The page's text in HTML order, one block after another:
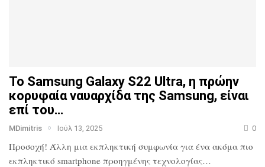
Το Samsung Galaxy S22 Ultra, η πρώην
κορυφαία ναυαρχίδατης Samsung, είναι
επί του…
MDimitris Ιούλ 13, 2025 0
Προσοχή! Άλλη μια εκπληκτική συμφωνία για ένα ακόμα πιο
εκπληκτικό smartphone προηγμένης τεχνολογίας…